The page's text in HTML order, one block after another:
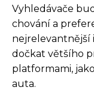
Vyhledávače
chování a
nejrelevantnější
dočkat většího
platformami,
auta.